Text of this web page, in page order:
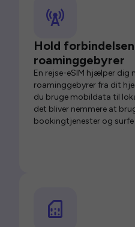
Hold
roaminggebyrer
En rejse-eSIM hjælper dig
roaminggebyrer fra dit
du bruge mobildata til
det bliver nemmere at
bookingtjenester og